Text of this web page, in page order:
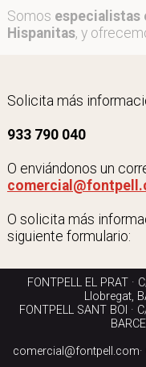
Somos especialistas
Hispanitas, y
Solicita más
933 790 040
O enviándonos un
O solicita más
siguiente formulario:
FONTPELL EL PRAT ·
Llobregat,
FONTPELL SANT BOI ·
comercial@fontpell.com